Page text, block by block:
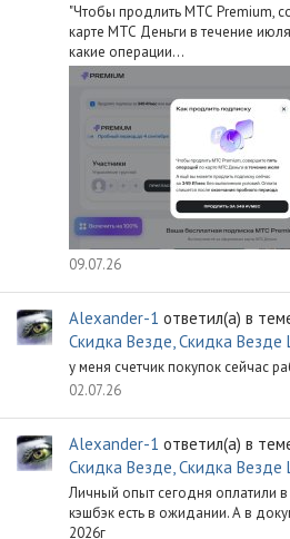
"Чтобы продлить МТС Premium,
карте МТС Деньги в течение
какие операции...
09.07.26
Alexander-1 ответил(а) в
Скидка Везде, Скидка Везде
у меня счетчик покупок сейчас
02.07.26
Alexander-1 ответил(а) в
Скидка Везде, Скидка Везде
Личный опыт сегодня оплатили
кэшбэк есть в ожидании. А в
2026г